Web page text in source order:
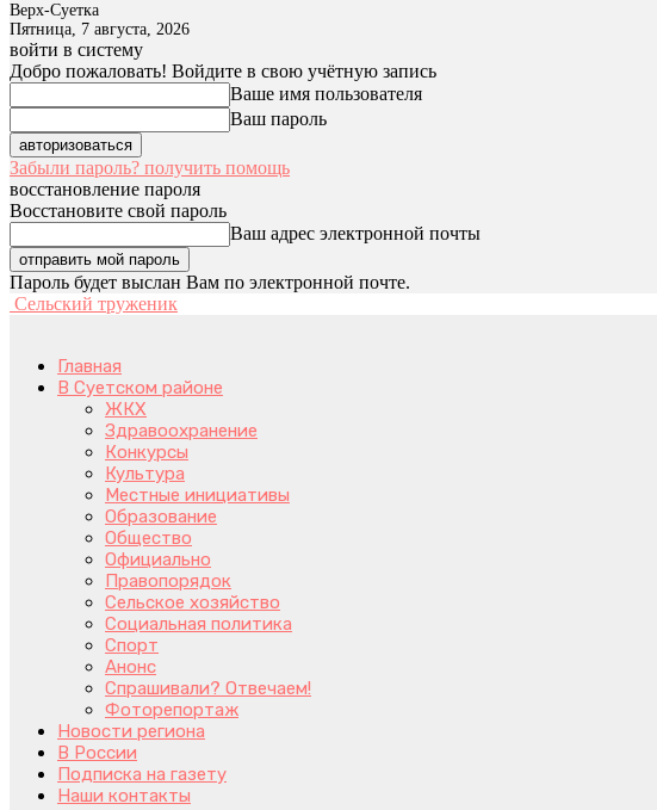
Верх-Суетка
Пятница, 7 августа, 2026
войти в систему
Добро пожаловать! Войдите в свою учётную запись
Ваше имя пользователя
Ваш пароль
Забыли пароль? получить помощь
восстановление пароля
Восстановите свой пароль
Ваш адрес электронной почты
Пароль будет выслан Вам по электронной почте.
Сельский труженик
Главная
В Суетском районе
ЖКХ
Здравоохранение
Конкурсы
Культура
Местные инициативы
Образование
Общество
Официально
Правопорядок
Сельское хозяйство
Социальная политика
Спорт
Анонс
Спрашивали? Отвечаем!
Фоторепортаж
Новости региона
В России
Подписка на газету
Наши контакты